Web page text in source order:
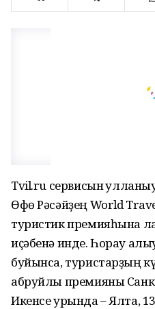
Tvil.ru сервисын
Өфө Рәсәйҙең World
туристик премияһына
иҫәбенә инде. Һорау
буйынса, туристарҙың
абруйлы премияны
Икенсе урында – Ялта,